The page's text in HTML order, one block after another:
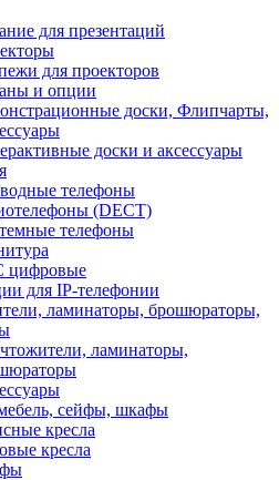
для презентаций
для проекторов
и опции
доски, Флипчарты,
доски и аксессуары
телефоны
(DECT)
телефоны
цифровые
для IP-телефонии
ламинаторы, брошюраторы,
ламинаторы,
сейфы, шкафы
кресла
кресла